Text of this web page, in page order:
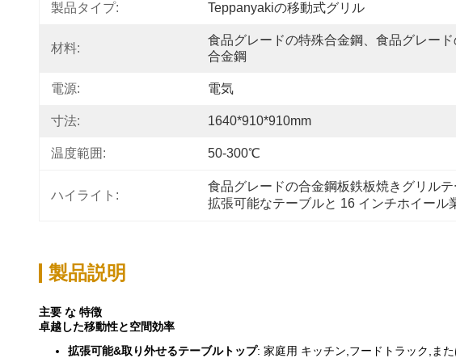
製品タイプ: Teppanyakiの移動式グリル
材料:
食品グレードの特殊合金鋼、食品グレード
合金鋼
電源: 電気
寸法: 1640*910*910mm
温度範囲: 50-300℃
ハイライト:
食品グレードの合金鋼板鉄板焼きグリル
拡張可能なテーブルと 16 インチホイール
製品説明
主要 な 特徴
卓越した移動性と空間効率
拡張可能&取り外せるテーブルトップ: 家庭用 キッチン,フードトラック,ま